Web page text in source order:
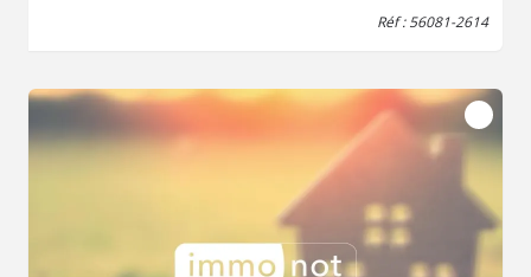
Réf : 56081-2614